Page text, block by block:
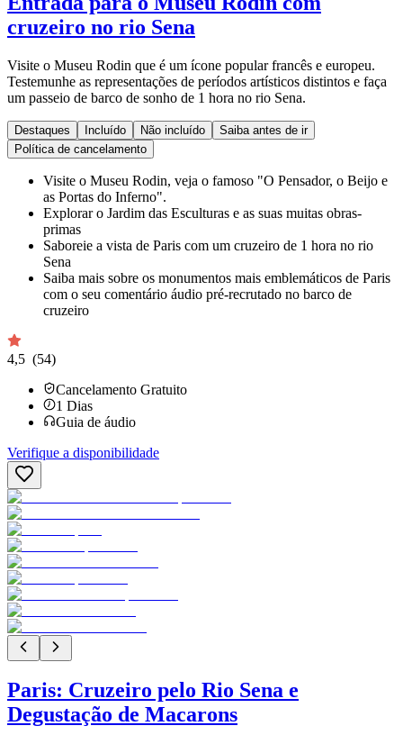
cruzeiro no rio Sena
Visite o Museu Rodin que é um ícone popular francês e europeu.
Testemunhe as representações de períodos artísticos distintos e faça
um passeio de barco de sonho de 1 hora no rio Sena.
Destaques Incluído Não incluído
Saiba antes de ir
Política de cancelamento
Visite o Museu Rodin, veja o famoso "O Pensador, o Beijo e
as Portas do Inferno".
Explorar o Jardim das Esculturas e as suas muitas obras-
primas
Saboreie a vista de Paris com um cruzeiro de 1 hora no rio
Sena
Saiba mais sobre os monumentos mais emblemáticos de Paris
com o seu comentário áudio pré-recrutado no barco de
cruzeiro
4,5 (54)
Cancelamento Gratuito
1 Dias
Guia de áudio
Verifique a disponibilidade
Paris: Cruzeiro pelo Rio Sena e
Degustação de Macarons